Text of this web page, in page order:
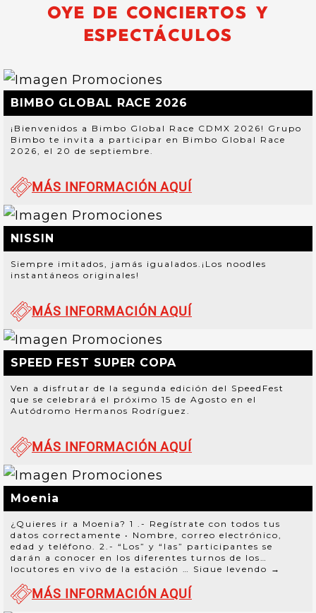
OYE DE CONCIERTOS Y
ESPECTÁCULOS
BIMBO GLOBAL RACE 2026
¡Bienvenidos a Bimbo Global Race CDMX 2026! Grupo
Bimbo te invita a participar en Bimbo Global Race
2026, el 20 de septiembre.
MÁS INFORMACIÓN AQUÍ
NISSIN
Siempre imitados, jamás igualados.¡Los noodles
instantáneos originales!
MÁS INFORMACIÓN AQUÍ
SPEED FEST SUPER COPA
Ven a disfrutar de la segunda edición del SpeedFest
que se celebrará el próximo 15 de Agosto en el
Autódromo Hermanos Rodríguez.
MÁS INFORMACIÓN AQUÍ
Moenia
¿Quieres ir a Moenia? 1 .- Regístrate con todos tus
datos correctamente • Nombre, correo electrónico,
edad y teléfono. 2.- “Los” y “las” participantes se
darán a conocer en los diferentes turnos de los
locutores en vivo de la estación … Sigue leyendo →
MÁS INFORMACIÓN AQUÍ